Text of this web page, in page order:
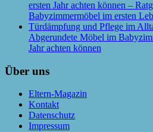
Abgerundete Möbel im
Jahr achten können
Über uns
Eltern-Magazin
Kontakt
Datenschutz
Impressum